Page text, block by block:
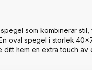
som kombinerar stil,
oval spegel i storlek
ditt hem en extra touch av